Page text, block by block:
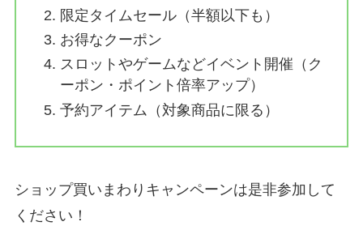
限定タイムセール（半額以下も）
お得なクーポン
スロットやゲームなどイベント開催（ク
ーポン・ポイント倍率アップ）
予約アイテム（対象商品に限る）
ショップ買いまわりキャンペーンは是非参加して
ください！